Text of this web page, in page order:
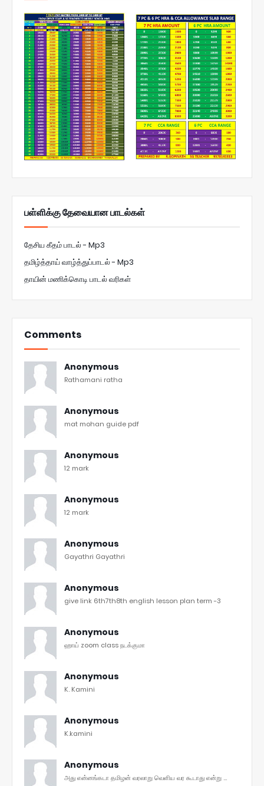
பள்ளிக்கு தேவையான பாடல்கள்
தேசிய கீதம் பாடல் - Mp3
தமிழ்த்தாய் வாழ்த்துப்பாடல் - Mp3
தாயின் மணிக்கொடி பாடல் வரிகள்
Comments
Anonymous
Rathamani ratha
Anonymous
mat mohan guide pdf
Anonymous
12 mark
Anonymous
12 mark
Anonymous
Gayathri Gayathri
Anonymous
give link 6th7th8th english lesson plan term -3
Anonymous
ஹாய் zoom class நடக்குமா
Anonymous
K. Kamini
Anonymous
K.kamini
Anonymous
அது என்னங்கடா தமிழன் வரலாறு வெளிய வர கூடாது என்று ...